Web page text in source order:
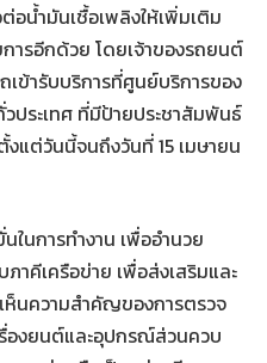
อน้ำมันเชื้อเพลิงให้เพิ่มเติม
ารอีกด้วย โดยเจ้าของรถยนต์
เข้ารับบริการที่ศูนย์บริการของ
ประเทศ ที่มีป้ายประชาสัมพันธ์
แต่วันนี้จนถึงวันที่ 15 เมษายน
นการทำงาน เพื่ออำนวย
าคีเครือข่าย เพื่อส่งเสริมและ
ห็นความสำคัญของการตรวจ
องยนต์และอุปกรณ์ส่วนควบ